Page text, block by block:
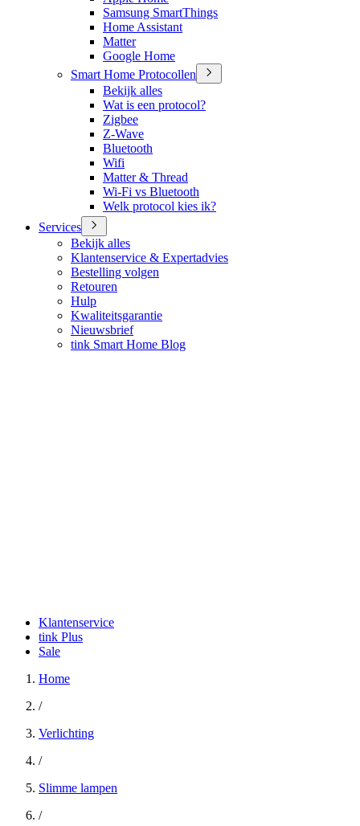
Samsung SmartThings
Home Assistant
Matter
Google Home
Smart Home Protocollen
Bekijk alles
Wat is een protocol?
Zigbee
Z-Wave
Bluetooth
Wifi
Matter & Thread
Wi-Fi vs Bluetooth
Welk protocol kies ik?
Services
Bekijk alles
Klantenservice & Expertadvies
Bestelling volgen
Retouren
Hulp
Kwaliteitsgarantie
Nieuwsbrief
tink Smart Home Blog
Klantenservice
tink Plus
Sale
Home
/
Verlichting
/
Slimme lampen
/